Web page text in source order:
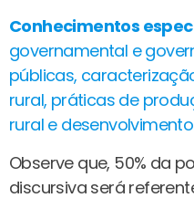
Conhecimentos
governamental e
públicas,
rural, práticas de
rural e
Observe que, 50% da
discursiva será